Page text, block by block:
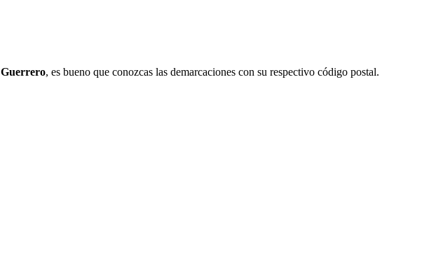
Guerrero, es bueno que conozcas las demarcaciones con su respectivo código postal.